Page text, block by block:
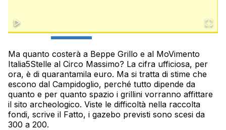
Ma quanto costerà a Beppe Grillo e al MoVimento
Italia5Stelle al Circo Massimo? La cifra ufficiosa, per
ora, è di quarantamila euro. Ma si tratta di stime che
escono dal Campidoglio, perché tutto dipende da
quanto e per quanto spazio i grillini vorranno affittare
il sito archeologico. Viste le difficoltà nella raccolta
fondi, scrive il Fatto, i gazebo previsti sono scesi da
300 a 200.